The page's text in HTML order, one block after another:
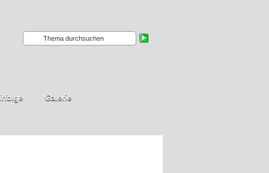
Galerie